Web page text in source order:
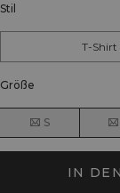
Stil
T-Shirt
Größe
S
IN